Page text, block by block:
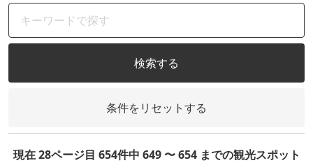
検索する
条件をリセットする
現在 28ページ目 654件中 649 〜 654 までの観光スポット